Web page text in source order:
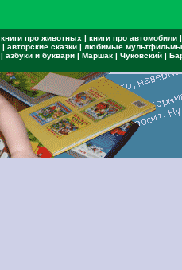
книги про животных | книги про автомобили |
| авторские сказки | любимые мультфильмы
| азбуки и буквари | Маршак | Чуковский |